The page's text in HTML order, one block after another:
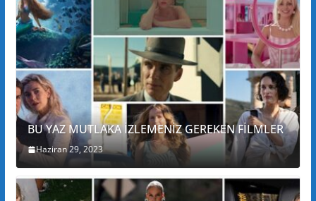
BU YAZ MUTLAKA İZLEMENİZ GEREKEN FİLMLER
Haziran 29, 2023